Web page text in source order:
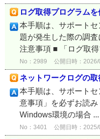
ログ取得プログラム
本手順は、サポート
題が発生した際の調
注意事項 ■ 「ログ取
No：2989 公開日時：
ネットワークログの取
本手順は、サポート
意事項」を必ずお読
Windows環境の場合 ...
No：3401 公開日時：